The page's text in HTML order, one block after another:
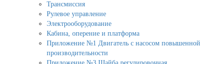
Трансмиссия
Рулевое управление
Электрооборудование
Кабина, оперение и платформа
Приложение №1 Двигатель с насосом повышенной
производительности